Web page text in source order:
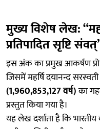
मुख्य विशेष लेख:
प्रतिपादित सृष्टि
इस अंक का प्रमुख आकर्षण प्रो.
जिसमें महर्षि दयानन्द सरस्वती
(1,960,853,127 वर्ष)का
प्रस्तुत किया गया है।
यह लेख दर्शाता है कि